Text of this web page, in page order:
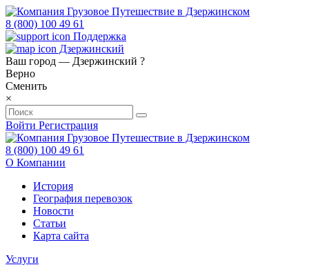
8 (800) 100 49 61
Поддержка
Дзержинский
Ваш город — Дзержинский ?
Верно
Сменить
×
Войти Регистрация
8 (800) 100 49 61
О Компании
История
География перевозок
Новости
Статьи
Карта сайта
Услуги